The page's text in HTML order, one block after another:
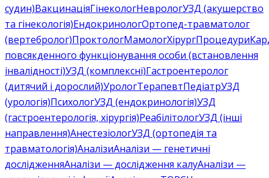
судин)ВакцинаціяГінекологНеврологУЗД (акушерство
та гінекологія)ЕндокринологОртопед-травматолог
(вертебролог)ПроктологМамологХірургПроцедури
повсякденного функціонування особи (встановлення
інвалідності)УЗД (комплексні)Гастроентеролог
(дитячий і дорослий)УрологТерапевтПедіатрУЗД
(урологія)ПсихологУЗД (ендокринологія)УЗД
(гастроентерологія, хірургія)РеабілітологУЗД (інші
направлення)АнестезіологУЗД (ортопедія та
травматологія)АналізиАналізи — генетичні
дослідженняАналізи — дослідження калуАналізи —